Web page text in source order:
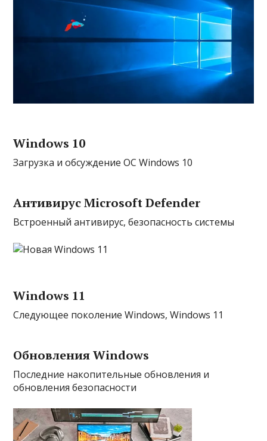
Windows 10
Загрузка и обсуждение ОС Windows 10
Антивирус Microsoft Defender
Встроенный антивирус, безопасность системы
Windows 11
Следующее поколение Windows, Windows 11
Обновления Windows
Последние накопительные обновления и
обновления безопасности